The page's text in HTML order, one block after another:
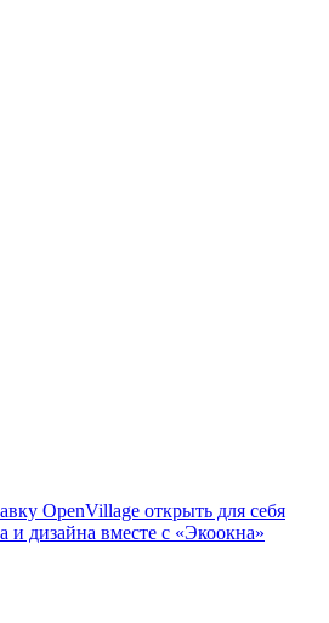
OpenVillage открыть для себя
дизайна вместе с «Экоокна»